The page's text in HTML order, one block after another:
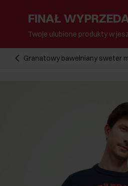
FINAŁ
Twoje ulubione produkty w
Granatowy bawełniany sweter